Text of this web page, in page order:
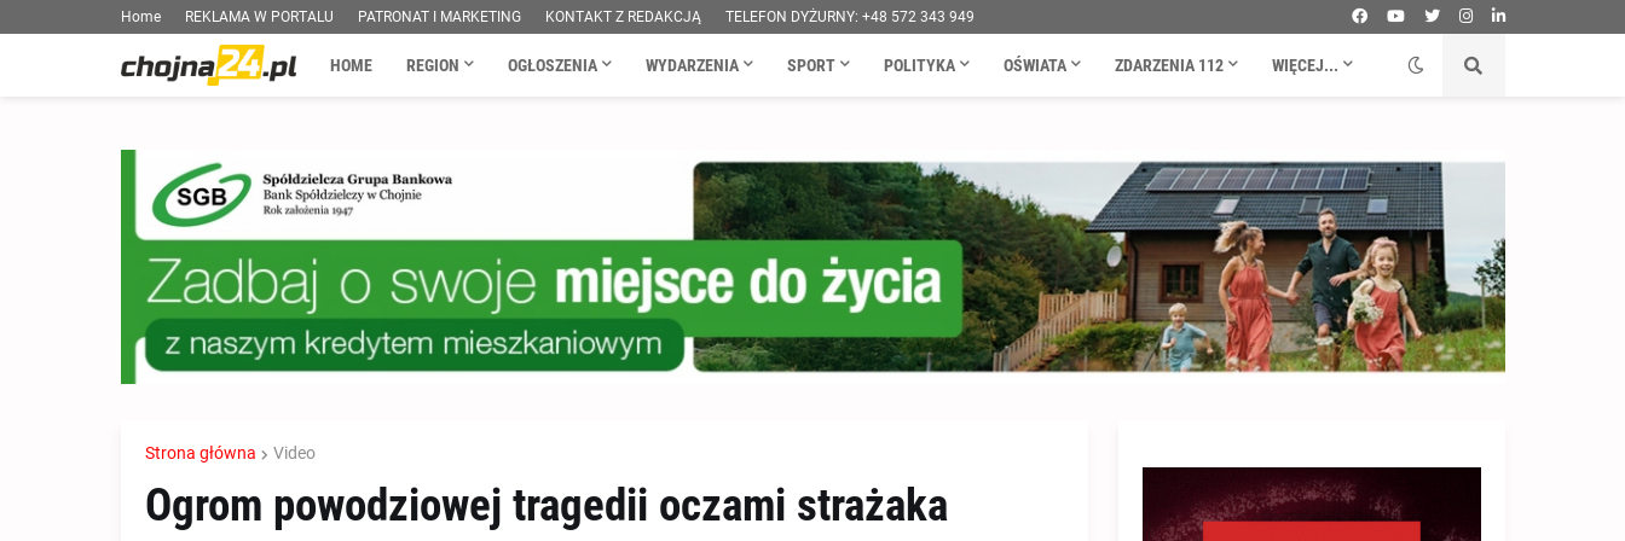
Home REKLAMA W PORTALU PATRONAT I MARKETING KONTAKT Z REDAKCJĄ TELEFON DYŻURNY: +48 572 343 949
HOME REGION OGŁOSZENIA WYDARZENIA SPORT POLITYKA OŚWIATA ZDARZENIA 112 WIĘCEJ...
Strona główna Video
Ogrom powodziowej tragedii oczami strażaka